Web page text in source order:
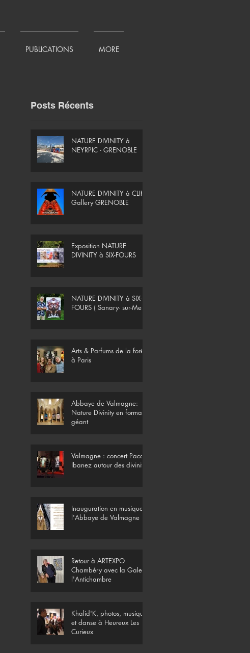
PUBLICATIONS MORE
Posts Récents
NATURE DIVINITY à
NEYRPIC - GRENOBLE
NATURE DIVINITY à CLIK
Gallery GRENOBLE
Exposition NATURE
DIVINITY à SIX-FOURS
NATURE DIVINITY à SIX-
FOURS ( Sanary- sur-Mer)
Arts & Parfums de la forêt
à Paris
Abbaye de Valmagne:
Nature Divinity en format
géant
Valmagne : concert Paco
Ibanez autour des divinités
Inauguration en musique à
l'Abbaye de Valmagne
Retour à ARTEXPO
Chambéry avec la Galerie
l'Antichambre
Khalid'K, photos, musique
et danse à Heureux Les
Curieux